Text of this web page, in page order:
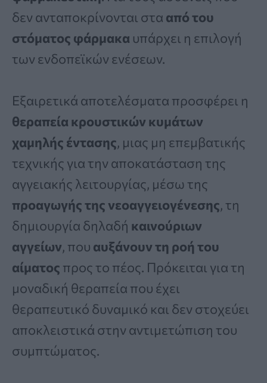
δεν ανταποκρίνονται στα από του
στόματος φάρμακα υπάρχει η επιλογή
των ενδοπεϊκών ενέσεων.
Εξαιρετικά αποτελέσματα προσφέρει η
θεραπεία κρουστικών κυμάτων
χαμηλής έντασης, μιας μη επεμβατικής
τεχνικής για την αποκατάσταση της
αγγειακής λειτουργίας, μέσω της
προαγωγής της νεοαγγειογένεσης, τη
δημιουργία δηλαδή καινούριων
αγγείων, που αυξάνουν τη ροή του
αίματος προς το πέος. Πρόκειται για τη
μοναδική θεραπεία που έχει
θεραπευτικό δυναμικό και δεν στοχεύει
αποκλειστικά στην αντιμετώπιση του
συμπτώματος.